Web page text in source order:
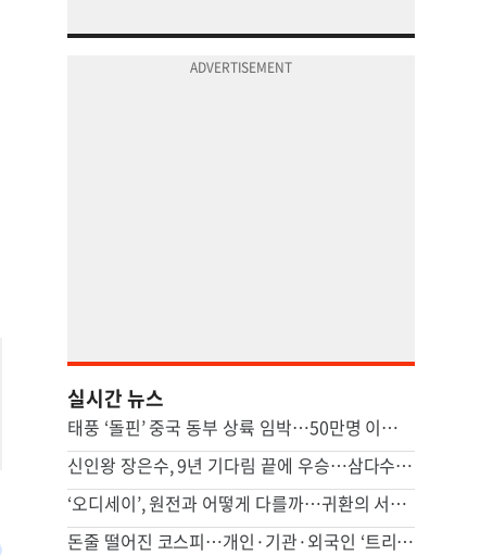
실시간 뉴스
태풍 ‘돌핀’ 중국 동부 상륙 임박…50만명 이상 대피
신인왕 장은수, 9년 기다림 끝에 우승…삼다수 마스터스 정상
‘오디세이’, 원전과 어떻게 다를까…귀환의 서사 對 성찰의 서사
돈줄 떨어진 코스피…개인·기관·외국인 ‘트리플 자금’ 모두 줄었다